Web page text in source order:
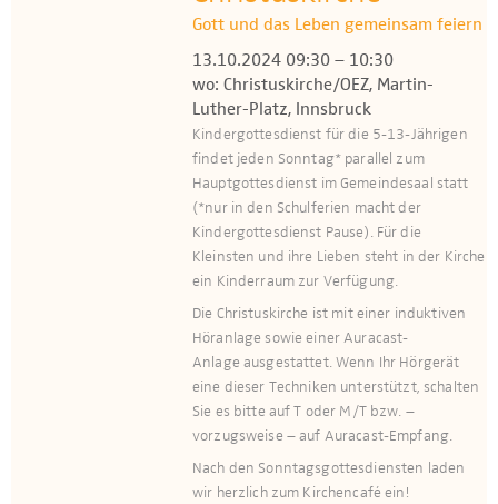
Medien
Kontakt
Gott und das Leben gemeinsam feiern
13.10.2024 09:30 – 10:30
wo: Christuskirche/OEZ, Martin-
Luther-Platz, Innsbruck
Kindergottesdienst für die 5-13-Jährigen
findet jeden Sonntag* parallel zum
Hauptgottesdienst im Gemeindesaal statt
(*nur in den Schulferien macht der
Kindergottesdienst Pause). Für die
Kleinsten und ihre Lieben steht in der Kirche
ein Kinderraum zur Verfügung.​​​
Die Christuskirche ist mit einer induktiven
Höranlage sowie einer Auracast-
Anlage ausge­stattet. Wenn Ihr Hör­gerät
eine dieser Techniken unterstützt, schalten
Sie es bitte auf T oder M/T bzw. –
vorzugsweise – auf Auracast-Empfang.
Nach den Sonntagsgottesdiensten laden
wir herzlich zum Kirchencafé ein!